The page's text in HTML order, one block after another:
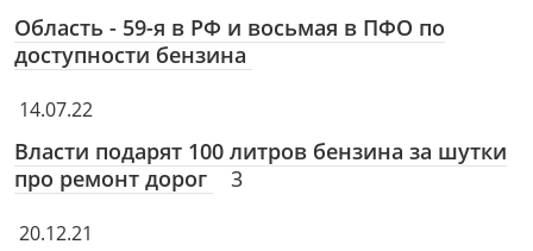
Область - 59-я в РФ и восьмая в ПФО по
доступности бензина
14.07.22
Власти подарят 100 литров бензина за шутки
про ремонт дорог
3
20.12.21